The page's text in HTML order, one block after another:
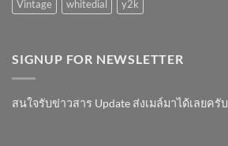
Vintage
whitedial y2k
SIGNUP FOR NEWSLETTER
สนใจรับข่าวสาร Update ส่งเมล์มาได้เลยครับ